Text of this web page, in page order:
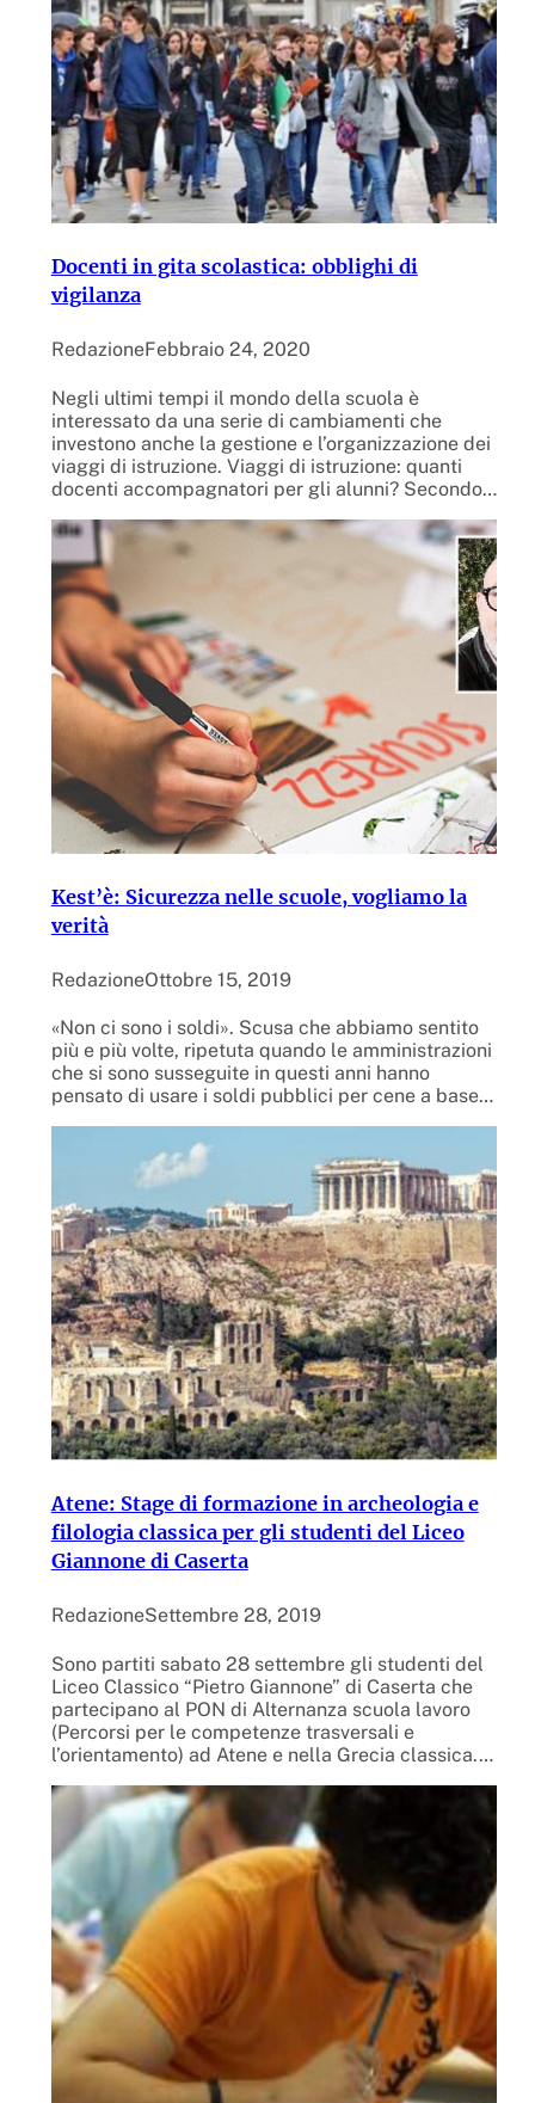
Docenti in gita scolastica: obblighi di
vigilanza
RedazioneFebbraio 24, 2020
Negli ultimi tempi il mondo della scuola è
interessato da una serie di cambiamenti che
investono anche la gestione e l’organizzazione dei
viaggi di istruzione. Viaggi di istruzione: quanti
docenti accompagnatori per gli alunni? Secondo…
Kest’è: Sicurezza nelle scuole, vogliamo la
verità
RedazioneOttobre 15, 2019
«Non ci sono i soldi». Scusa che abbiamo sentito
più e più volte, ripetuta quando le amministrazioni
che si sono susseguite in questi anni hanno
pensato di usare i soldi pubblici per cene a base…
Atene: Stage di formazione in archeologia e
filologia classica per gli studenti del Liceo
Giannone di Caserta
RedazioneSettembre 28, 2019
Sono partiti sabato 28 settembre gli studenti del
Liceo Classico “Pietro Giannone” di Caserta che
partecipano al PON di Alternanza scuola lavoro
(Percorsi per le competenze trasversali e
l’orientamento) ad Atene e nella Grecia classica.…